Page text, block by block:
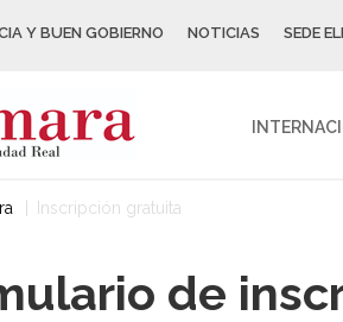
Y BUEN GOBIERNO NOTICIAS SEDE
Inscripción gratuita
de